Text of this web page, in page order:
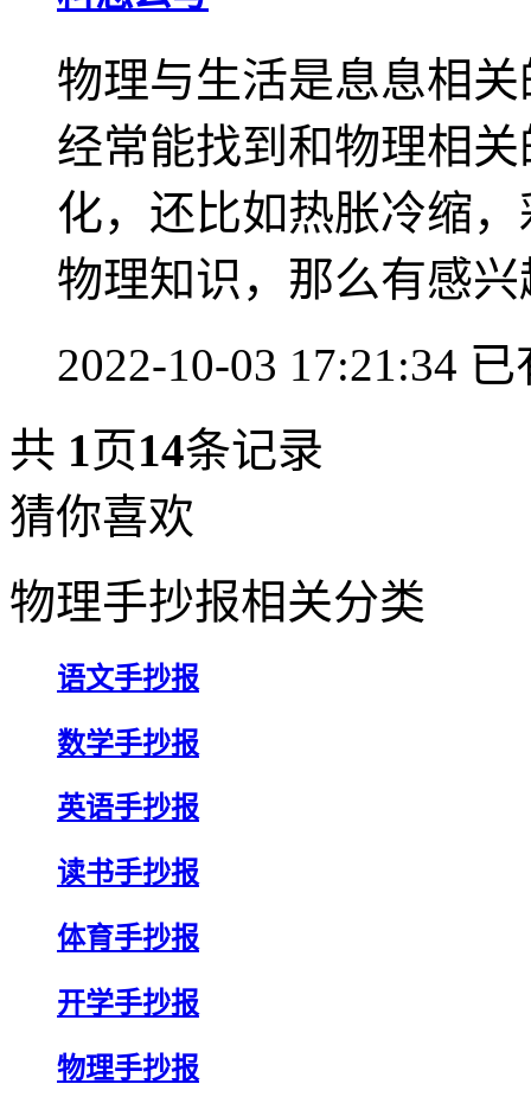
物理与生活是息息相
经常能找到和物理相
化，还比如热胀冷缩
物理知识，那么有感兴
2022-10-03 17:21:34 已
共 1页14条记录
猜你喜欢
物理手抄报相关分类
语文手抄报
数学手抄报
英语手抄报
读书手抄报
体育手抄报
开学手抄报
物理手抄报